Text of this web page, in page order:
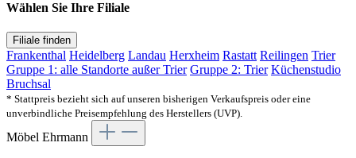
Wählen Sie Ihre Filiale
Filiale finden
Frankenthal Heidelberg Landau Herxheim Rastatt Reilingen Trier
Gruppe 1: alle Standorte außer Trier Gruppe 2: Trier Küchenstudio
Bruchsal
* Stattpreis bezieht sich auf unseren bisherigen Verkaufspreis oder eine
unverbindliche Preisempfehlung des Herstellers (UVP).
Möbel Ehrmann